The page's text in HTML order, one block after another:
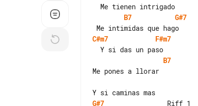
B7
G#7
C#m7
F#m7
B7
Me pones a llorar
G#7
                Riff 1